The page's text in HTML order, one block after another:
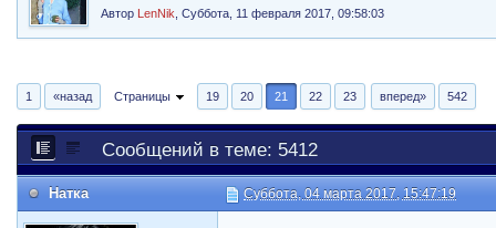
Автор LenNik ,Суббота, 11 февраля 2017, 09:58:03
1 «назад Страницы 19 20 21 22 23 вперед» 542
Сообщений в теме: 5412
Натка Суббота, 04 марта 2017, 15:47:19